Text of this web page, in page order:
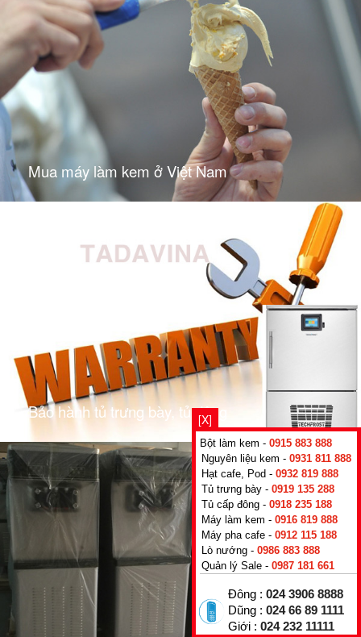
Mua máy làm kem ở Việt Nam
Bảo hành tủ trưng bày, tủ đông
[X]
Bột làm kem - 0915 883 888
Nguyên liệu kem - 0931 811 888
Hạt cafe, Pod - 0932 819 888
Tủ trưng bày - 0919 135 288
Tủ cấp đông - 0918 235 188
Máy làm kem - 0916 819 888
Máy pha cafe - 0912 115 188
Lò nướng - 0986 883 888
Quản lý Sale - 0987 181 661
Đông : 024 3906 8888
Dũng : 024 66 89 1111
Giới : 024 232 11111